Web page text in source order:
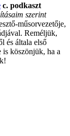
c. podkaszt
szerint
műsorvezetője,
Reméljük,
és általa első
köszönjük, ha a